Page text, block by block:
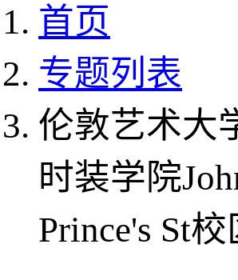
首页
专题列表
伦敦艺术大
时装学院
Prince's St